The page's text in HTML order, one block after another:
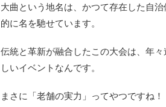
大曲という地名は、かつて存在した自
的に名を馳せています。
伝統と革新が融合したこの大会は、年
しいイベントなんです。
まさに「老舗の実力」ってやつですね！